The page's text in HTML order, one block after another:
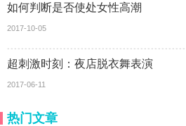
如何判断是否使处女性高潮
2017-10-05
超刺激时刻：夜店脱衣舞表演
2017-06-11
热门文章